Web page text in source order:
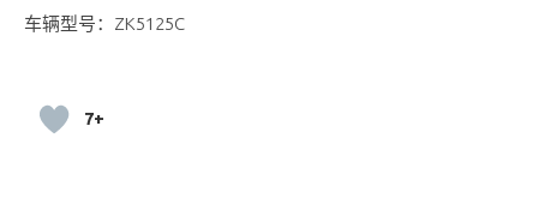
车辆型号：ZK5125C
7+